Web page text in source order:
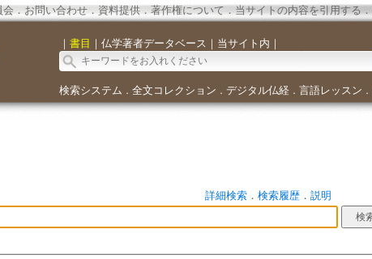
会． お問い合わせ． 資料提供． 著作権について．当サイトの内容を引用する ．
｜ 書目 ｜ 仏学著者データベース ｜ 当サイト内 ｜
検索システム ． 全文コレクション ． デジタル仏経． 言語レッスン ．
詳細検索． 検索履歴． 説明